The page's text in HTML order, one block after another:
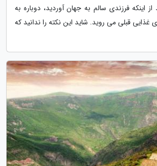
از اینکه فرزندی سالم به جهان آوردید، دوباره به
قبلی می روید. شاید این نکته را ندانید که